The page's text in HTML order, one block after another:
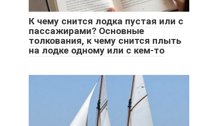
К чему снится лодка пустая или с
пассажирами? Основные
толкования, к чему снится плыть
на лодке одному или с кем-то